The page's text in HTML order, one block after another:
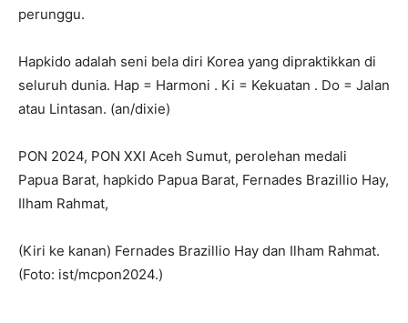
perunggu.
Hapkido adalah seni bela diri Korea yang dipraktikkan di
seluruh dunia. Hap = Harmoni . Ki = Kekuatan . Do = Jalan
atau Lintasan. (an/dixie)
PON 2024, PON XXI Aceh Sumut, perolehan medali
Papua Barat, hapkido Papua Barat, Fernades Brazillio Hay,
Ilham Rahmat,
(Kiri ke kanan) Fernades Brazillio Hay dan Ilham Rahmat.
(Foto: ist/mcpon2024.)